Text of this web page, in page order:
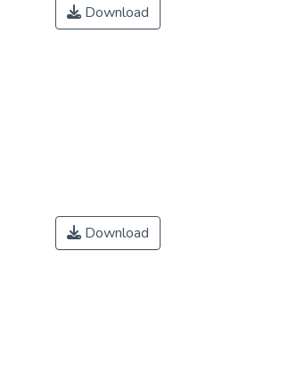
Download
Download